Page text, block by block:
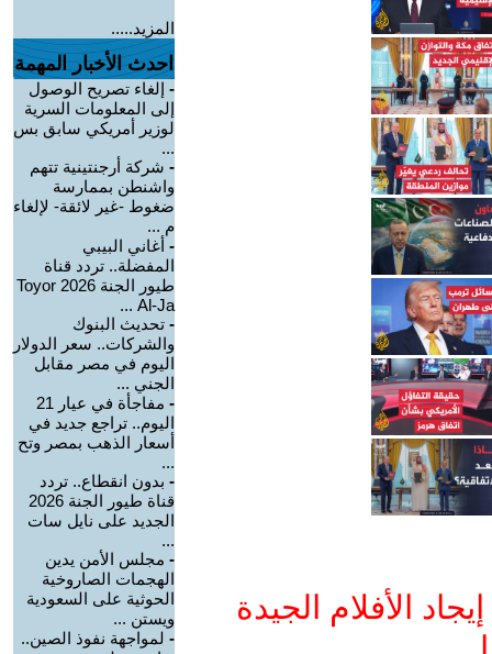
الأفلام الجيدة
المزيد.....
احدث الأخبار المهمة
- إلغاء تصريح الوصول
إلى المعلومات السرية
لوزير أمريكي سابق بس
...
- شركة أرجنتينية تتهم
واشنطن بممارسة
ضغوط -غير لائقة- لإلغاء
م ...
- أغاني البيبي
المفضلة.. تردد قناة
طيور الجنة 2026 Toyor
Al-Ja ...
- تحديث البنوك
والشركات.. سعر الدولار
اليوم في مصر مقابل
الجني ...
-
مفاجأة في عيار 21
اليوم.. تراجع جديد في
أسعار الذهب بمصر وتح
...
- بدون انقطاع.. تردد
قناة طيور الجنة 2026
الجديد على نايل سات
...
- مجلس الأمن يدين
الهجمات الصاروخية
الحوثية على السعودية
ويستن ...
- لمواجهة نفوذ الصين..